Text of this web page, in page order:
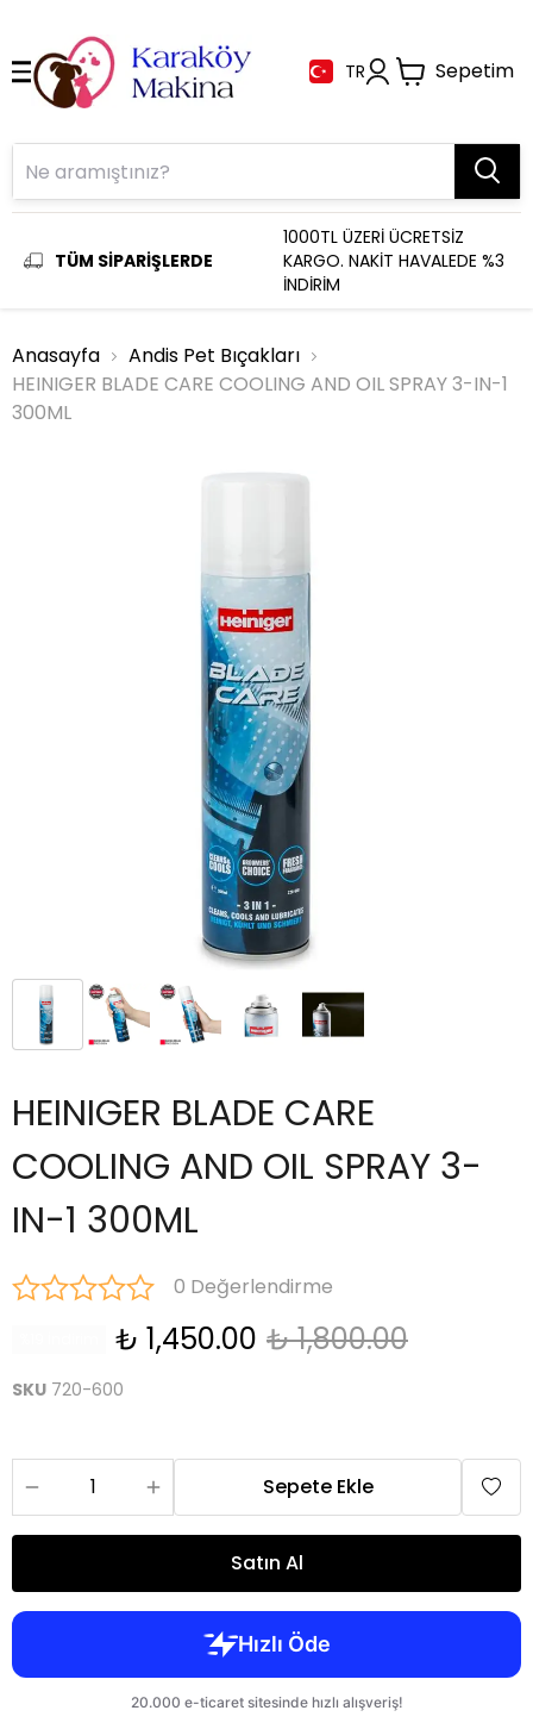
TR Sepetim
TÜM SİPARİŞLERDE
1000TL ÜZERİ ÜCRETSİZ
KARGO. NAKİT HAVALEDE %3
İNDİRİM
Anasayfa
Andis Pet Bıçakları
HEINIGER BLADE CARE COOLING AND OIL SPRAY 3-IN-1
300ML
HEINIGER BLADE CARE
COOLING AND OIL SPRAY 3-
IN-1 300ML
0 Değerlendirme
₺ 1,450.00 ₺ 1,800.00
SKU 720-600
Sepete Ekle
Satın Al